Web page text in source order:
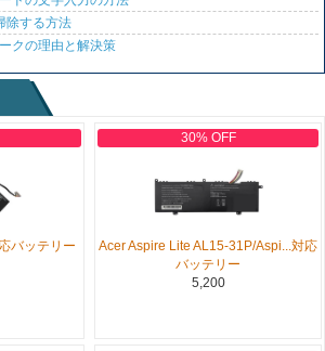
除する方法
クの理由と解決策
バッテリー
30% OFF
Acer Aspire Lite AL15-31P/Aspi...対応
バッテリー
5,200